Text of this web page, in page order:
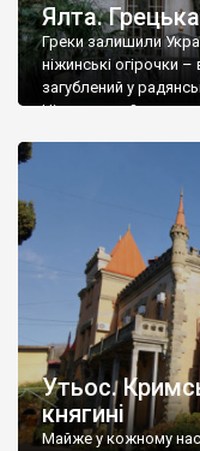
Ялта.
Греки залишили
ніжинські огірочки
загублений у
Ніжин греки?
Утьос.
княгині
Майже у кожному